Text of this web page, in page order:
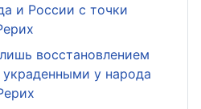
и России с точки
восстановлением
у народа